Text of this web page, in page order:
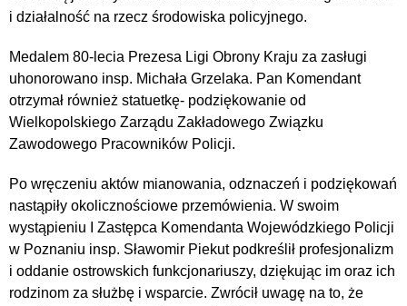
i działalność na rzecz środowiska policyjnego.
Medalem 80-lecia Prezesa Ligi Obrony Kraju za zasługi
uhonorowano insp. Michała Grzelaka. Pan Komendant
otrzymał również statuetkę- podziękowanie od
Wielkopolskiego Zarządu Zakładowego Związku
Zawodowego Pracowników Policji.
Po wręczeniu aktów mianowania, odznaczeń i podziękowań
nastąpiły okolicznościowe przemówienia. W swoim
wystąpieniu I Zastępca Komendanta Wojewódzkiego Policji
w Poznaniu insp. Sławomir Piekut podkreślił profesjonalizm
i oddanie ostrowskich funkcjonariuszy, dziękując im oraz ich
rodzinom za służbę i wsparcie. Zwrócił uwagę na to, że